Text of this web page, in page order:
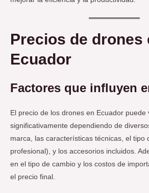
Precios de drones
Ecuador
Factores que influyen
El precio de los drones en Ecuador puede
significativamente dependiendo de
marca, las características técnicas, el tipo
profesional), y los accesorios incluidos.
en el tipo de cambio y los costos de
el precio final.